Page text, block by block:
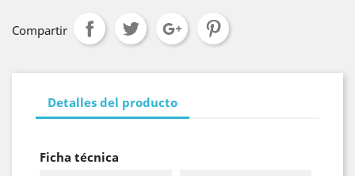
Compartir
Detalles del producto
Ficha técnica